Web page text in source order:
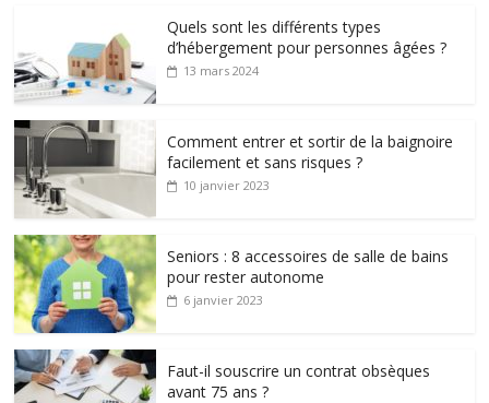
Quels sont les différents types
d’hébergement pour personnes âgées ?
13 mars 2024
Comment entrer et sortir de la baignoire
facilement et sans risques ?
10 janvier 2023
Seniors : 8 accessoires de salle de bains
pour rester autonome
6 janvier 2023
Faut-il souscrire un contrat obsèques
avant 75 ans ?